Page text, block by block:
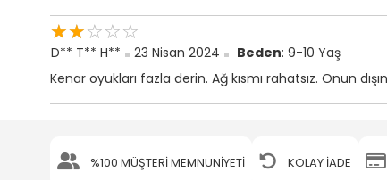
☆☆☆☆☆
★★★★★
D** T** H** 23 Nisan 2024 Beden: 9-10 Yaş
Kenar oyukları fazla derin. Ağ kısmı rahatsız. Onun
%100 MÜŞTERİ MEMNUNİYETİ KOLAY İADE